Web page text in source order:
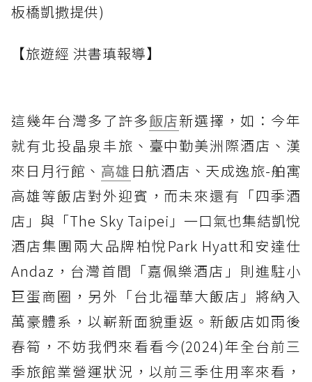
板橋凱撒提供)
【旅遊經 洪書瑱報導】
這幾年台灣多了許多飯店新選擇，如：今年
就有北投晶泉丰旅、臺中勤美洲際酒店、漢
來日月行館、 高雄 日航酒店、天成逸旅-舶寓
高雄等飯店對外迎賓，而未來還有「四季酒
店」與「The Sky Taipei」一口氣也集結凱悅
酒店集團兩大品牌柏悅Park Hyatt和安達仕
Andaz，台灣首間「嘉佩樂酒店」則進駐小
巨蛋商圈，另外「台北福華大飯店」將納入
萬豪體系，以嶄新面貌重返。新飯店如雨後
春筍，不妨我們來看看今(2024)年全台前三
季旅館業營運狀況，以前三季住用率來看，